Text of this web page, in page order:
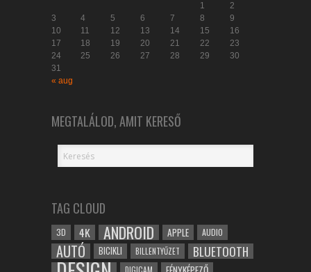
1
2
3
4 5 6 7 8
9
10
11 12 13 14 15
16
17
18 19 20 21 22
23
24
25 26 27 28 29
30
31
« aug
MEGTALÁLOD, AMIT KERESŐ
TAG CLOUD
3D 4K ANDROID APPLE AUDIO
AUTÓ BICIKLI BILLENTYŰZET BLUETOOTH
DIGICAM